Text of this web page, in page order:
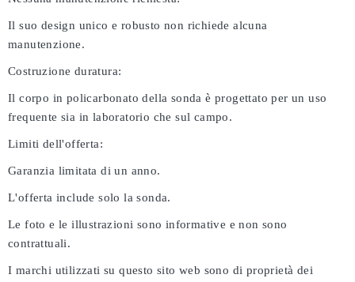
Il suo design unico e robusto non richiede alcuna
manutenzione.
Costruzione duratura:
Il corpo in policarbonato della sonda è progettato per un uso
frequente sia in laboratorio che sul campo.
Limiti dell'offerta:
Garanzia limitata di un anno.
L'offerta include solo la sonda.
Le foto e le illustrazioni sono informative e non sono
contrattuali.
I marchi utilizzati su questo sito web sono di proprietà dei